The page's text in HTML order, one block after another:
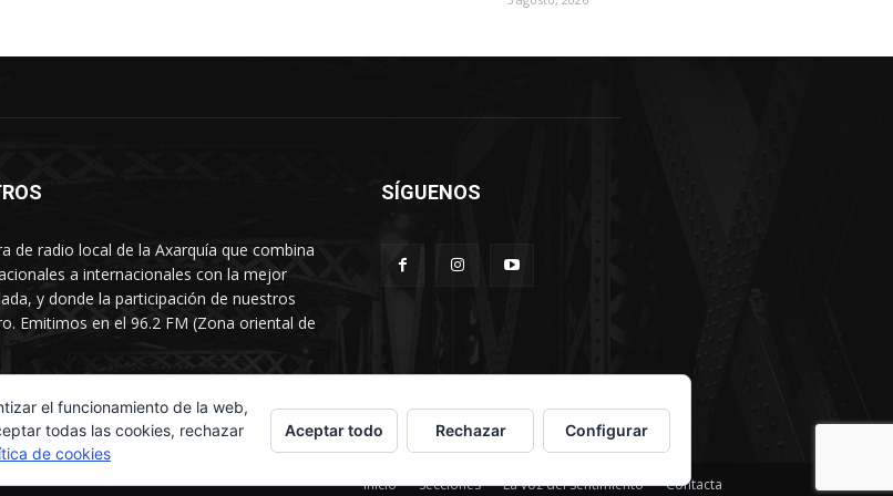
de radio local de la Axarquía que combina
a internacionales con la mejor
y donde la participación de nuestros
Emitimos en el 96.2 FM (Zona oriental de
SÍGUENOS
Inicio Secciones La voz del sentimiento Contacta
el funcionamiento de la web,
todas las cookies, rechazar
de cookies
Aceptar todo Rechazar Configurar